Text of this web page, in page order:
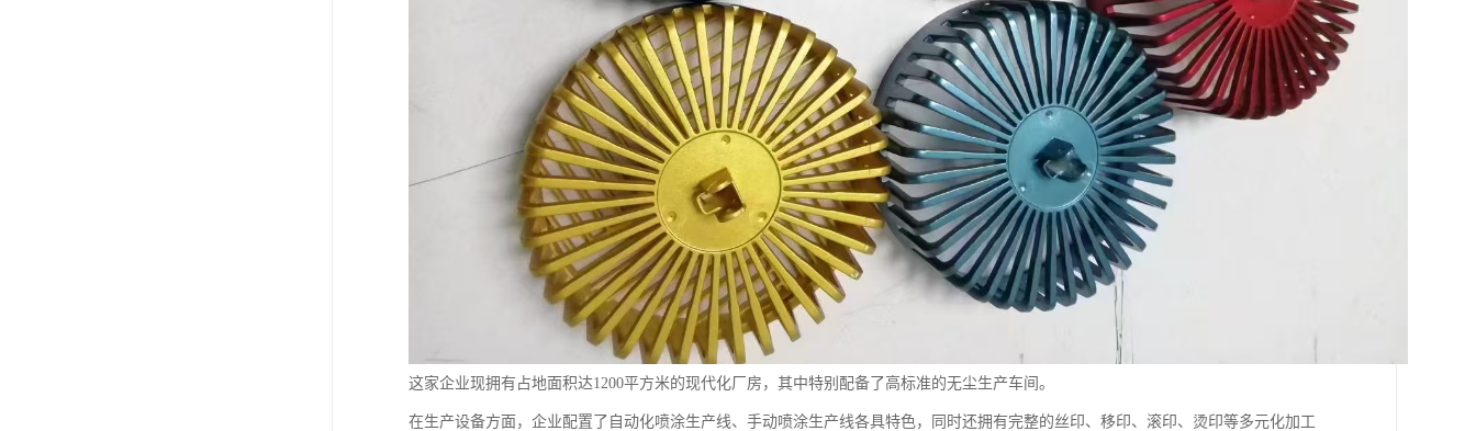
这家企业现拥有占地面积达1200平方米的现代化厂房，其中特别配备了高标准的无尘生产车间。
在生产设备方面，企业配置了自动化喷涂生产线、手动喷涂生产线各具特色，同时还拥有完整的丝印、移印、滚印、烫印等多元化加工